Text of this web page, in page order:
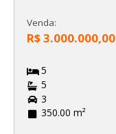
Venda:
R$ 3.000.000,00
5
5
3
350.00 m²